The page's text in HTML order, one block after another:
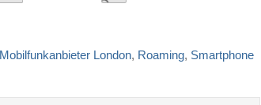
Mobilfunkanbieter London, Roaming, Smartphone